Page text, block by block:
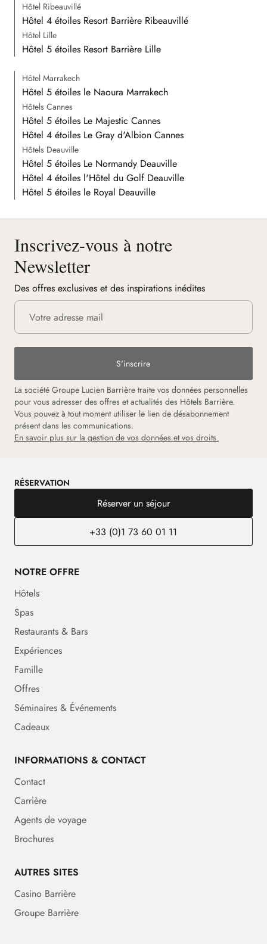
Hôtel Ribeauvillé
Hôtel 4 étoiles Resort Barrière Ribeauvillé
Hôtel Lille
Hôtel 5 étoiles Resort Barrière Lille
Hôtel Marrakech
Hôtel 5 étoiles le Naoura Marrakech
Hôtels Cannes
Hôtel 5 étoiles Le Majestic Cannes
Hôtel 4 étoiles Le Gray d'Albion Cannes
Hôtels Deauville
Hôtel 5 étoiles Le Normandy Deauville
Hôtel 4 étoiles l'Hôtel du Golf Deauville
Hôtel 5 étoiles le Royal Deauville
Inscrivez-vous à notre
Newsletter
Des offres exclusives et des inspirations inédites
S'inscrire
La société Groupe Lucien Barrière traite vos données personnelles
pour vous adresser des offres et actualités des Hôtels Barrière.
Vous pouvez à tout moment utiliser le lien de désabonnement
présent dans les communications.
En savoir plus sur la gestion de vos données et vos droits.
RÉSERVATION
Réserver un séjour
+33 (0)1 73 60 01 11
NOTRE OFFRE
Hôtels
Spas
Restaurants & Bars
Expériences
Famille
Offres
Séminaires & Événements
Cadeaux
INFORMATIONS & CONTACT
Contact
Carrière
Agents de voyage
Brochures
AUTRES SITES
Casino Barrière
Groupe Barrière